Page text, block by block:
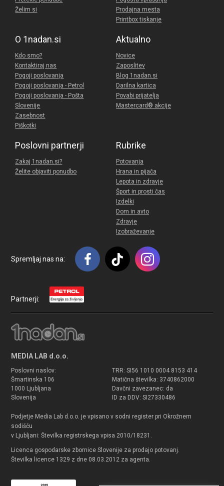
Želim si
Prodajna mesta
Printbox tiskanje
O 1nadan.si
Kdo smo?
Kontaktiraj nas
Pogoji poslovanja
Pogoji poslovanja - Petrol
Pogoji poslovanja - Pošta
Slovenije
Zasebnost
Piškotki
Aktualno
Novice
Zaposlitev
Blog 1nadan.si
Darilna kartica
Povabi prijatelja
Mastercard® akcije
Poslovni partnerji
Zakaj 1nadan.si?
Želite objaviti ponudbo
Rubrike
Potovanja
Hrana in pijača
Lepota in zdravje
Šport in prosti čas
Izdelki
Dom in avto
Zdravje
Izobraževanje
Spremljaj nas na:
Partnerji:
MEDIA LAB d.o.o.
Poslovni naslov:
Šmartinska 106
1000 Ljubljana
Slovenija
TRR: SI56 1010 0004 8153 414
Matična številka: 3740862000
Davčni zavezanec: da
ID za DDV: SI27330486
Podjetje Media Lab d.o.o. je vpisano v sodni register pri Okrožnem
sodišču
v Ljubljani: Številka registrskega vpisa 2010/18231.
Licenca gospodarske zbornice Slovenije za prodajo potovanj.
Številka licence 1329 z dne 08.03.2012 za agenta.